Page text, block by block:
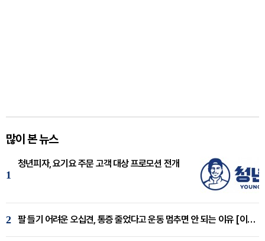
많이 본 뉴스
1
청년피자, 요기요 주문 고객 대상 프로모션 전개
2 팔 들기 어려운 오십견, 통증 줄었다고 운동 멈추면 안 되는 이유 [이병욱 원장 칼럼]